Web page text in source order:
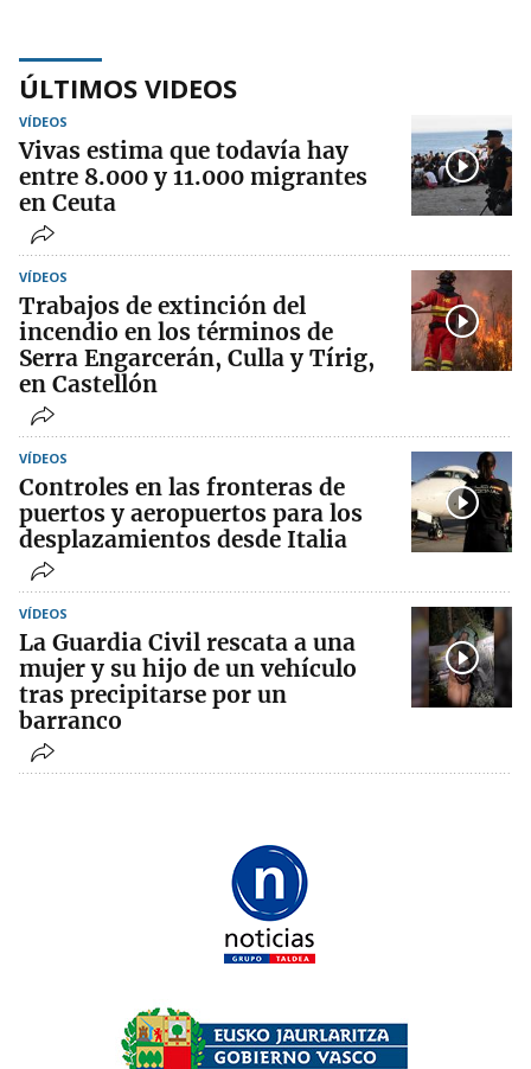
ÚLTIMOS VIDEOS
VÍDEOS
Vivas estima que todavía hay
entre 8.000 y 11.000 migrantes
en Ceuta
VÍDEOS
Trabajos de extinción del
incendio en los términos de
Serra Engarcerán, Culla y Tírig,
en Castellón
VÍDEOS
Controles en las fronteras de
puertos y aeropuertos para los
desplazamientos desde Italia
VÍDEOS
La Guardia Civil rescata a una
mujer y su hijo de un vehículo
tras precipitarse por un
barranco